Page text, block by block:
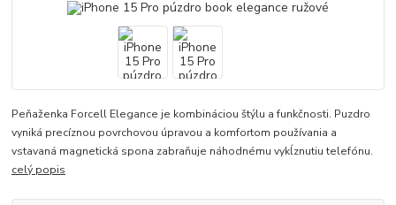
Peňaženka Forcell Elegance je kombináciou štýlu a funkčnosti. Puzdro
vyniká precíznou povrchovou úpravou a komfortom používania a
vstavaná magnetická spona zabraňuje náhodnému vykĺznutiu telefónu.
celý popis